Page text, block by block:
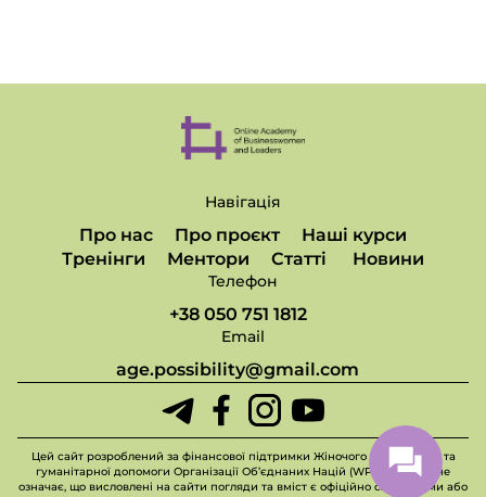
Навігація
Про нас Про проєкт
Наші курси
Тренінги
Ментори Статті Новини
Телефон
+38 050 751 1812
Email
age.possibility@gmail.com
Цей сайт розроблений за фінансової підтримки Жіночого фонду миру та
гуманітарної допомоги Організації Об’єднаних Націй (WPHF), але це не
означає, що висловлені на сайти погляди та вміст є офіційно схваленими або